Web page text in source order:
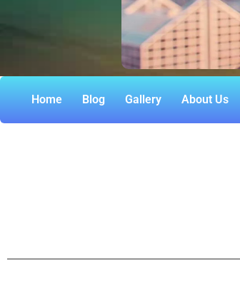
Home Blog Gallery About Us